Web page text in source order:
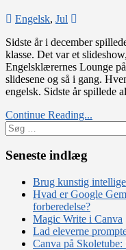
Engelsk, Jul
svarer
først
–
juleleg
til
Sidste år i december
klasse. Det var et
Engelsklærernes Lounge
slidesene og så i gang.
engelsk. Sidste år spillede
Continue Reading...
Søg
efter:
Seneste indlæg
Brug kunstig
Hvad er Google
forberedelse?
Magic Write i Canva
Lad eleverne
Canva på